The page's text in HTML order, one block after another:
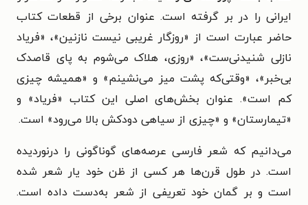
ایرانی را در بر گرفته است. عنوان برخی از قطعات کتاب
حاضر عبارت است از «روزگار غریبی نیست نازنین»، «فریاد
نازلی شنیدنی‌ست»، «روزی، هلاک می‌شوم به پای قاصدک
بی‌خبر»، «وقتی‌که پشت میز می‌نشینم» و «همیشه چیزی
کم است». عنوان بخش‌های اصلی این کتاب «فریاد» و
«تیمارستان» و «چیزی از سیاهی دودکش بالا می‌رود» است.
می‌دانیم که شعر فارسی عرصه‌های گوناگونی را درنوردیده
است. در طول قرن‌ها هر کسی از ظن خود یار شعر شده
است و بر گمان خود تعریفی از شعر به‌دست داده است.